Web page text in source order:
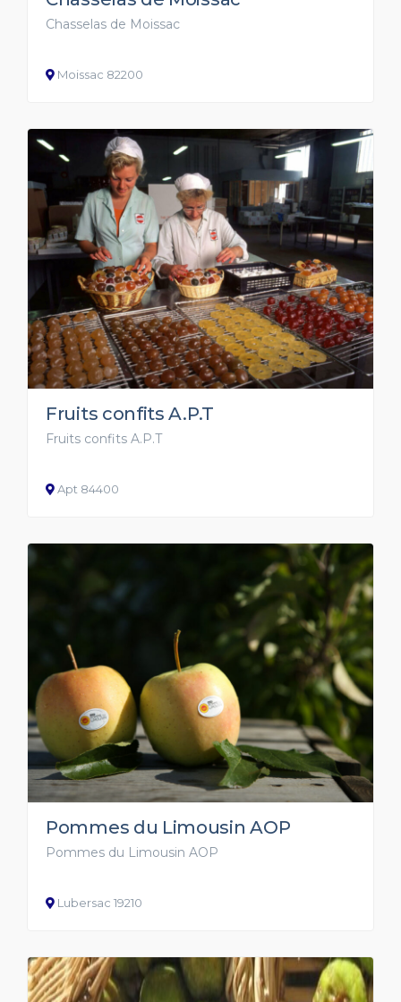
Chasselas de Moissac
Moissac 82200
Fruits confits A.P.T
Fruits confits A.P.T
Apt 84400
Pommes du Limousin AOP
Pommes du Limousin AOP
Lubersac 19210